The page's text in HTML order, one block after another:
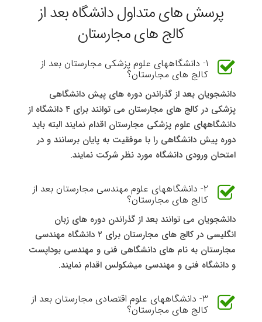
پرسش های متداول دانشگاه بعد از
کالج های مجارستان
1- دانشگاههای علوم پزشکی مجارستان بعد از
کالج های مجارستان؟
دانشجویان بعد از گذراندن دوره های پیش دانشگاهی
پزشکی در کالج های مجارستان می توانند برای ۴ دانشگاه از
دانشگاههای علوم پزشكی مجارستان اقدام نمایند البته باید
دوره پیش دانشگاهی را با موفقیت به پایان برسانند و در
امتحان ورودی دانشگاه مورد نظر شرکت نمایند.
2- دانشگاههای علوم مهندسی مجارستان بعد از
کالج های مجارستان؟
دانشجویان می توانند بعد از گذراندن دوره های زبان
انگلیسی در کالج های مجارستان برای ۲ دانشگاه مهندسی
مجارستان به نام های دانشگاهی فنی و مهندسی بوداپست
و دانشگاه فنی و مهندسی میشکولس اقدام نمایند.
3- دانشگاههای علوم اقتصادی مجارستان بعد از
کالج های مجارستان؟